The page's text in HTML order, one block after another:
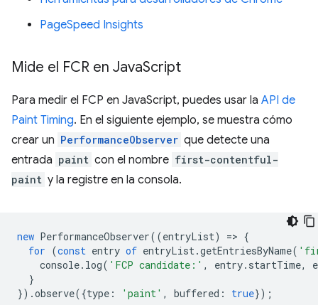
PageSpeed Insights
Mide el FCR en JavaScript
Para medir el FCP en JavaScript, puedes usar la API de
Paint Timing. En el siguiente ejemplo, se muestra cómo
crear un PerformanceObserver que detecte una
entrada paint con el nombre first-contentful-
paint y la registre en la consola.
new PerformanceObserver((entryList) => {
for (const entry of entryList.getEntriesByName(
console. log( 'FCP candidate:' , entry. startTime,
}
}).observe({type : 'paint' , buffered : true});